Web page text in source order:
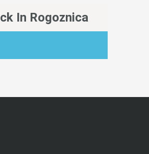
In Rogoznica